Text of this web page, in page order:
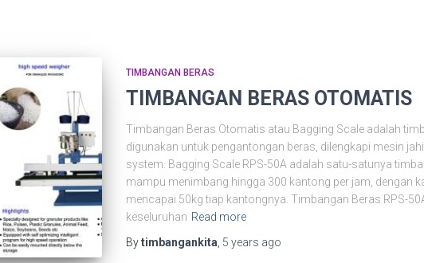
TIMBANGAN BERAS
TIMBANGAN BERAS OTOMATIS
Timbangan Beras Otomatis atau Bagging Scale adalah
digunakan untuk pengantongan beras, dilengkapi mesin
system. Bagging Scale RPS-50A adalah satu-satunya
mampu menimbang hingga 300 kantong per jam, dengan
mencapai 50kg tiap kantongnya. Timbangan Beras RPS-
keseluruhan Read more
Bytimbangankita 5 years ago